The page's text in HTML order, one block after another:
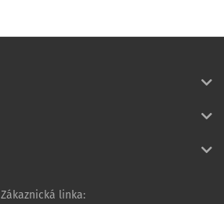
Zákaznická linka: